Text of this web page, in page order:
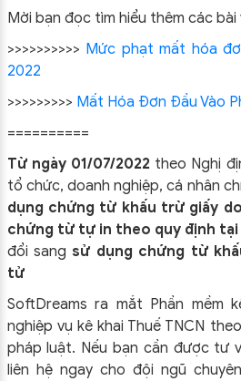
Mời bạn đọc tìm hiểu thêm các bài
>>>>>>>>>> Mức phạt mất hóa
2022
>>>>>>>>> Mất Hóa Đơn Đầu Vào
==========
Từ ngày 01/07/2022 theo Nghị
tổ chức, doanh nghiệp, cá nhân
dụng chứng từ khấu trừ giấy
chứng từ tự in theo quy định tại
đổi sangsử dụng chứng từ
tử
SoftDreams ra mắt Phần mềm
nghiệp vụ kê khai Thuế TNCN
pháp luật. Nếu bạn cần được tư
liên hệ ngay cho đội ngũ